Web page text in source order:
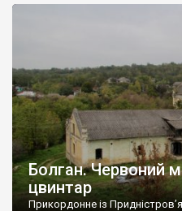
Болган. Червоний
цвинтар
Прикордонне із